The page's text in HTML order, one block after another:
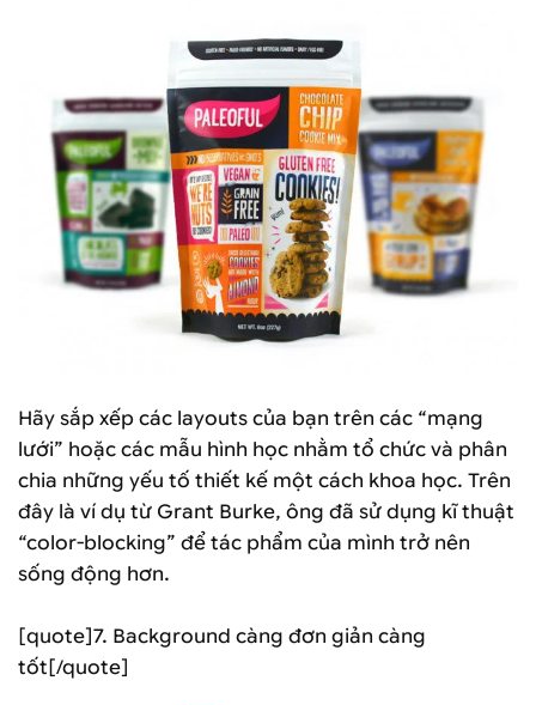
Hãy sắp xếp các layouts của bạn trên các “mạng
lưới” hoặc các mẫu hình học nhằm tổ chức và phân
chia những yếu tố thiết kế một cách khoa học. Trên
đây là ví dụ từ Grant Burke, ông đã sử dụng kĩ thuật
“color-blocking” để tác phẩm của mình trở nên
sống động hơn.
[quote]7. Background càng đơn giản càng
tốt[/quote]